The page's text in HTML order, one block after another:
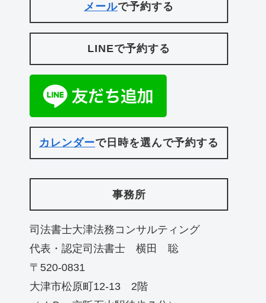
メールで予約する
LINEで予約する
カレンダーで日時を選んで予約する
事務所
司法書士大津法務コンサルティング
代表・認定司法書士 横田 聡
〒520-0831
大津市松原町12-13 2階